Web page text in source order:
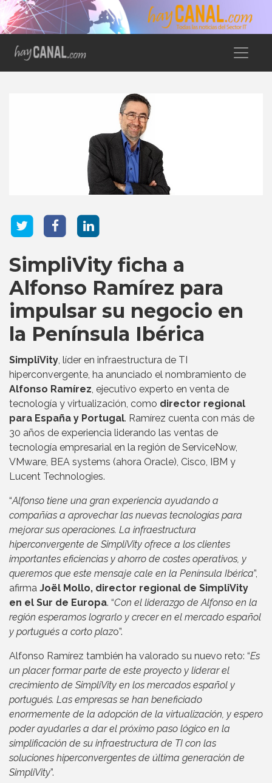
SimpliVity ficha a
Alfonso Ramírez para
impulsar su negocio en
la Península Ibérica
SimpliVity, líder en infraestructura de TI
hiperconvergente, ha anunciado el nombramiento de
Alfonso Ramírez, ejecutivo experto en venta de
tecnología y virtualización, como director regional
para España y Portugal. Ramírez cuenta con más de
30 años de experiencia liderando las ventas de
tecnología empresarial en la región de ServiceNow,
VMware, BEA systems (ahora Oracle), Cisco, IBM y
Lucent Technologies.
“Alfonso tiene una gran experiencia ayudando a
compañías a aprovechar las nuevas tecnologías para
mejorar sus operaciones. La infraestructura
hiperconvergente de SimpliVity ofrece a los clientes
importantes eficiencias y ahorro de costes operativos, y
queremos que este mensaje cale en la Península Ibérica”,
afirma Joël Mollo, director regional de SimpliVity
en el Sur de Europa. “Con el liderazgo de Alfonso en la
región esperamos lograrlo y crecer en el mercado español
y portugués a corto plazo”.
Alfonso Ramírez también ha valorado su nuevo reto: “Es
un placer formar parte de este proyecto y liderar el
crecimiento de SimpliVity en los mercados español y
portugués. Las empresas se han beneficiado
enormemente de la adopción de la virtualización, y espero
poder ayudarles a dar el próximo paso lógico en la
simplificación de su infraestructura de TI con las
soluciones hiperconvergentes de última generación de
SimpliVity”.